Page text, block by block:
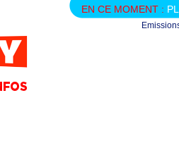
EN CE MOMENT :